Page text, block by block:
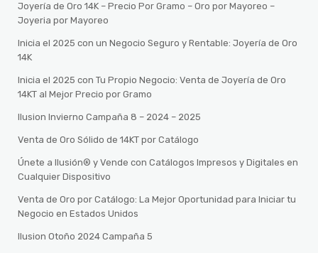
Joyería de Oro 14K – Precio Por Gramo – Oro por Mayoreo –
Joyeria por Mayoreo
Inicia el 2025 con un Negocio Seguro y Rentable: Joyería de Oro
14K
Inicia el 2025 con Tu Propio Negocio: Venta de Joyería de Oro
14KT al Mejor Precio por Gramo
Ilusion Invierno Campaña 8 – 2024 – 2025
Venta de Oro Sólido de 14KT por Catálogo
Únete a Ilusión® y Vende con Catálogos Impresos y Digitales en
Cualquier Dispositivo
Venta de Oro por Catálogo: La Mejor Oportunidad para Iniciar tu
Negocio en Estados Unidos
Ilusion Otoño 2024 Campaña 5